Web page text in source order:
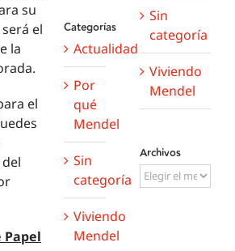
su
el
la
el
Papel
Categorías
Actualidad
Por
qué
Mendel
Sin
categoría
Viviendo
Mendel
Sin
categoría
Viviendo
Mendel
Archivos
Archivos